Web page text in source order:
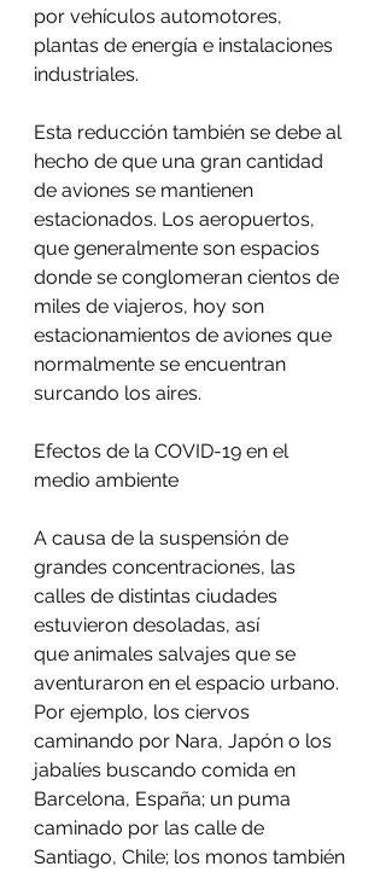
por vehículos automotores,
plantas de energía e instalaciones
industriales.
Esta reducción también se debe al
hecho de que una gran cantidad
de aviones se mantienen
estacionados. Los aeropuertos,
que generalmente son espacios
donde se conglomeran cientos de
miles de viajeros, hoy son
estacionamientos de aviones que
normalmente se encuentran
surcando los aires.
Efectos de la COVID-19 en el
medio ambiente
A causa de la suspensión de
grandes concentraciones, las
calles de distintas ciudades
estuvieron desoladas, así
que animales salvajes que se
aventuraron en el espacio urbano.
Por ejemplo, los ciervos
caminando por Nara, Japón o los
jabalíes buscando comida en
Barcelona, España; un puma
caminado por las calle de
Santiago, Chile; los monos también